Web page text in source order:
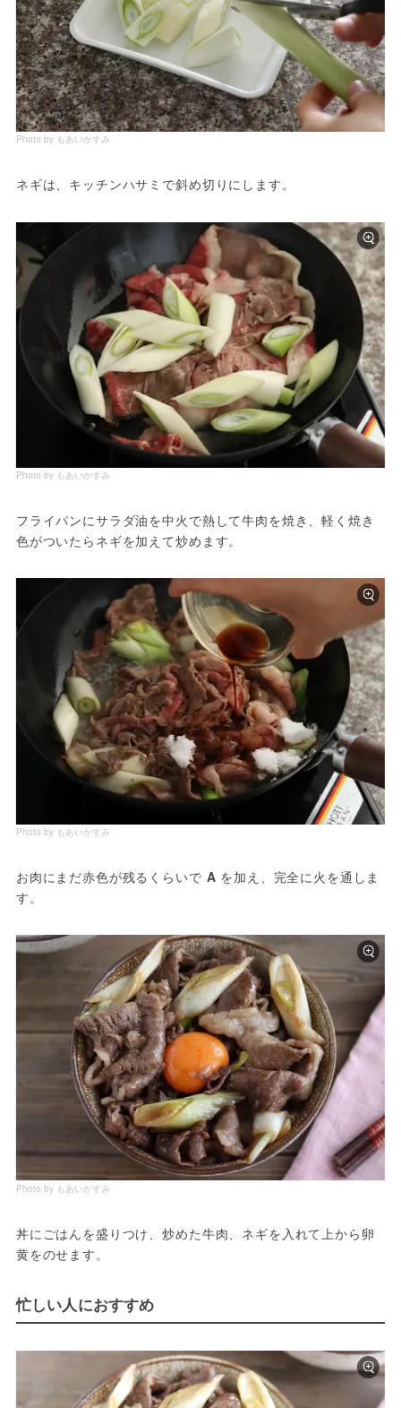
Photo by もあいかすみ
ネギは、キッチンハサミで斜め切りにします。
Photo by もあいかすみ
フライパンにサラダ油を中火で熱して牛肉を焼き、軽く焼き
色がついたらネギを加えて炒めます。
Photo by もあいかすみ
お肉にまだ赤色が残るくらいで A を加え、完全に火を通しま
す。
Photo by もあいかすみ
丼にごはんを盛りつけ、炒めた牛肉、ネギを入れて上から卵
黄をのせます。
忙しい人におすすめ